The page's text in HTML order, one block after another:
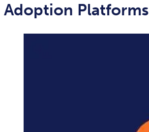
Adoption Platforms